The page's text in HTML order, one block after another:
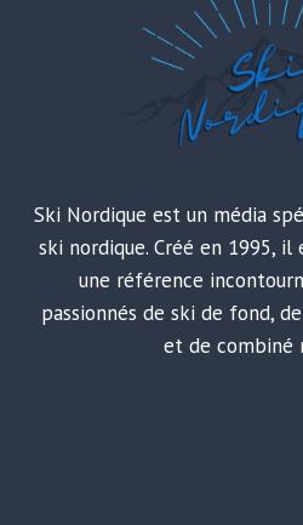
Ski Nordique est un média
ski nordique. Créé en 1995,
une référence
passionnés de ski de fond,
et de combiné